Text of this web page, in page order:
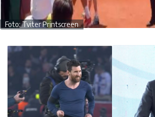
Foto: Tviter Printscreen